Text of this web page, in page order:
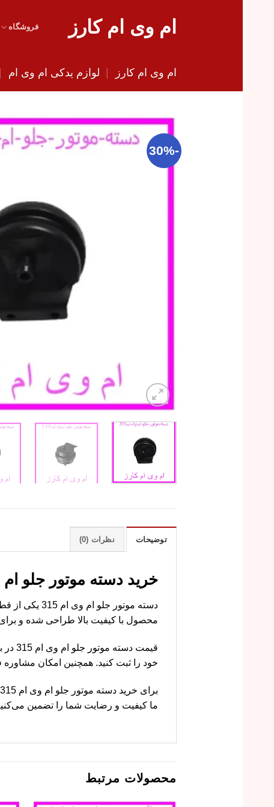
ام وی ام کارز فروشگاه
ام وی ام کارز | لوازم یدکی ام وی ام |
-30%
توضیحات نظرات (0)
خرید دسته موتور جلو ام وی ام 315 با قیمت مناسب از
دسته
محصول با کیفیت بالا طراحی شده و برای خودرو ام وی
خود را ثبت کنید. همچنین امکان
ما کیفیت و رضایت شما را تضمین
محصولات مرتبط